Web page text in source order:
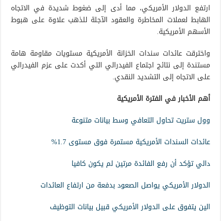
ارتفع الدولار الأمريكي، مما أدى إلى ضغوط شديدة في الاتجاه
الهابط لعملات المخاطرة والعقود الآجلة للذهب علاوة على هبوط
الأسهم الأمريكية.
واخترقت عائدات سندات الخزانة الأمريكية مستويات مقاومة هامة
مستندة إلى نتائج اجتماع الفيدرالي التي أكدت على عزم الفيدرالي
على الاتجاه إلى التشديد النقدي.
أهم الأخبار في الفترة الأمريكية
وول ستريت تحاول التعافي وسط بيانات متنوعة
عائدات السندات الأمريكية مستمرة فوق مستوى 1.7%
دالي تؤكد أن رفع الفائدة مرتين لم يكون كافيا
الدولار الأمريكي يواصل الصعود بدفعة من ارتفاع العائدات
الين يتفوق على الدولار الأمريكي قبيل بيانات التوظيف